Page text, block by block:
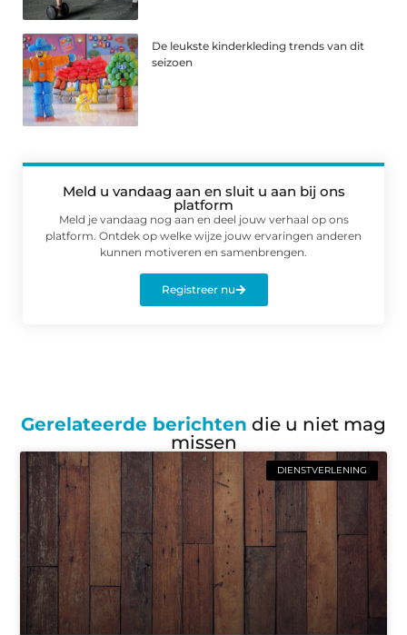
De leukste kinderkleding trends van dit
seizoen
Meld u vandaag aan en sluit u aan bij ons
platform
Meld je vandaag nog aan en deel jouw verhaal op ons
platform. Ontdek op welke wijze jouw ervaringen anderen
kunnen motiveren en samenbrengen.
Registreer nu
Gerelateerde berichten die u niet mag
missen
DIENSTVERLENING